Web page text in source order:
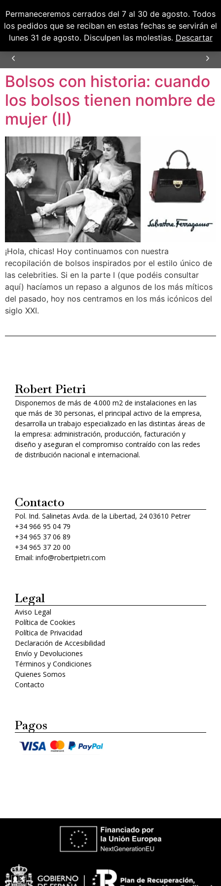
Permaneceremos cerrados del 7 al 30 de agosto. Todos
los pedidos que se reciban en estas fechas se servirán el
lunes 31 de agosto. Disculpen las molestias. Descartar
0,00€
0
ENVÍOS GRATUITOS PARA PENÍNSULA Y
BALEARES
Bolsos con historia: cuando
los bolsos tienen nombre de
mujer (II)
¡Hola, chicas! Hoy continuamos con nuestra
recopilación de bolsos inspirados por el estilo único de
las celebrities. Si en la parte I (que podéis consultar
aquí) hacíamos un repaso a algunos de los más míticos
del pasado, hoy nos centramos en los más icónicos del
siglo XXI.
Robert Pietri
Disponemos de más de 4.000 m2 de instalaciones en las
que más de 30 personas, el principal activo de la empresa,
desarrolla un trabajo especializado en las distintas áreas de
la empresa: administración, producción, facturación y
diseño y aseguran el compromiso contraído con las redes
de distribución nacional e internacional.
Contacto
Pol. Ind. Salinetas Avda. de la Libertad, 24 03610 Petrer
+34 966 95 04 79
+34 965 37 06 89
+34 965 37 20 00
Email: info@robertpietri.com
Legal
Aviso Legal
Política de Cookies
Política de Privacidad
Declaración de Accesibilidad
Envío y Devoluciones
Términos y Condiciones
Quienes Somos
Contacto
Pagos